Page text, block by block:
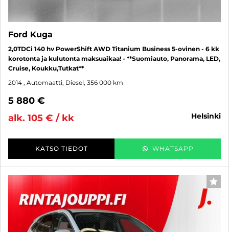
Ford Kuga
2,0TDCi 140 hv PowerShift AWD Titanium Business 5-ovinen - 6 kk
korotonta ja kulutonta maksuaikaa! - **Suomiauto, Panorama, LED,
Cruise, Koukku,Tutkat**
2014 , Automaatti, Diesel, 356 000 km
5 880 €
alk. 105 € / kk
helsinki
KATSO TIEDOT WHATSAPP